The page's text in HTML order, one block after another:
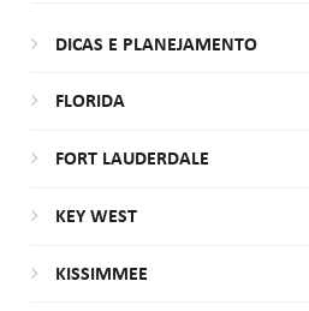
DICAS E PLANEJAMENTO
FLORIDA
FORT LAUDERDALE
KEY WEST
KISSIMMEE